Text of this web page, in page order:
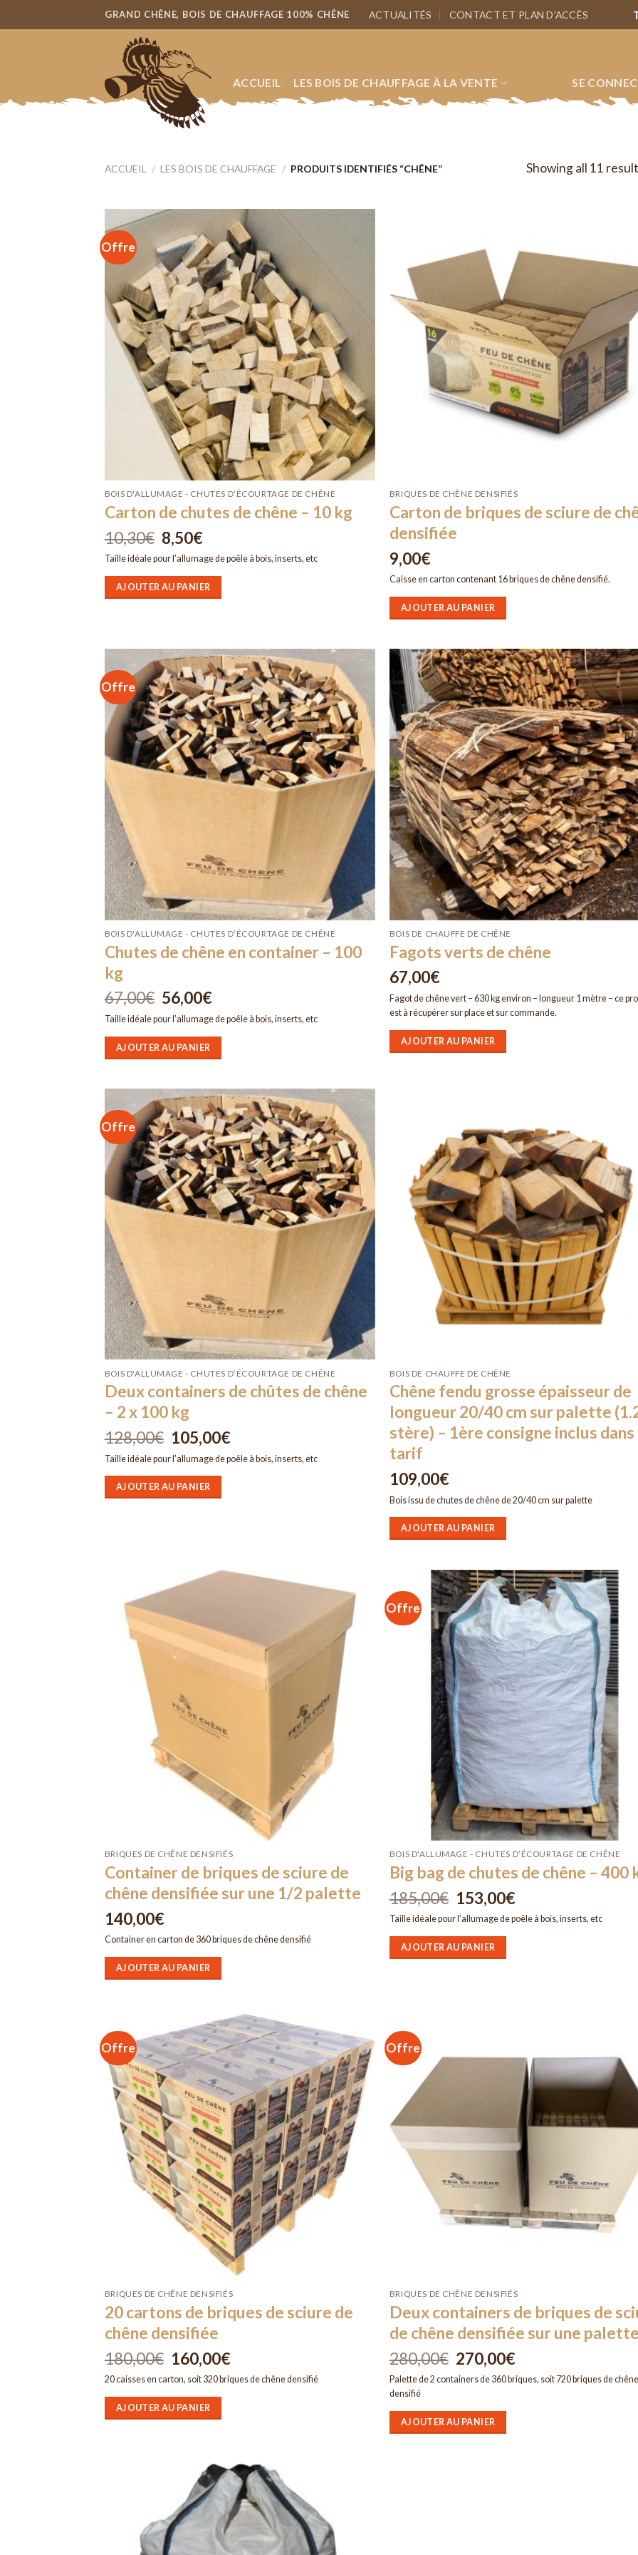
to
GRAND CHÊNE, BOIS DE CHAUFFAGE 100% CHÊNE ACTUALITÉS CONTACT ET PLAN D’ACCÈS
ACCUEIL LES BOIS DE CHAUFFAGE À LA VENTE SE
ACCUEIL / LES BOIS DE CHAUFFAGE / PRODUITS IDENTIFIÉS “CHÊNE” Showing all 11
Offre
BOIS D'ALLUMAGE - CHUTES D’ÉCOURTAGE DE CHÊNE
Carton de chutes de chêne – 10 kg
10,30€
Le
prix
initial
10,30€.
8,50€Le
prix
actuel
est :
8,50€.
Taille idéale pour l’allumage de poêle à bois, inserts, etc
AJOUTER AU PANIER
à la
BRIQUES DE CHÊNE DENSIFIÉS
Carton de briques de sciure de
densifiée
9,00€
Caisse en carton contenant 16 briques de chêne densifié.
AJOUTER AU PANIER
Offre
Ajouter
à la liste
d’envies
BOIS D'ALLUMAGE - CHUTES D’ÉCOURTAGE DE CHÊNE
Chutes de chêne en container – 100
kg
67,00€
Le
prix
initial
67,00€.
56,00€Le
prix
actuel
est :
56,00€.
Taille idéale pour l’allumage de poêle à bois, inserts, etc
AJOUTER AU PANIER
à la
BOIS DE CHAUFFE DE CHÊNE
Fagots verts de chêne
67,00€
Fagot de chêne vert – 630 kg environ – longueur 1 mètre – ce
est à récupérer sur place et sur commande.
AJOUTER AU PANIER
Offre
Ajouter
à la liste
d’envies
BOIS D'ALLUMAGE - CHUTES D’ÉCOURTAGE DE CHÊNE
Deux containers de chûtes de chêne
– 2 x 100 kg
128,00€
Le
prix
initial
était :
128,00€.
105,00€Le
prix
actuel
est :
Taille idéale pour l’allumage de poêle à bois, inserts, etc
AJOUTER AU PANIER
à la
BOIS DE CHAUFFE DE CHÊNE
Chêne fendu grosse épaisseur de
longueur 20/40 cm sur palette
stère) – 1ère consigne inclus
tarif
109,00€
Bois issu de chutes de chêne de 20/40 cm sur palette
AJOUTER AU PANIER
Ajouter
à la liste
d’envies
BRIQUES DE CHÊNE DENSIFIÉS
Container de briques de sciure de
chêne densifiée sur une 1/2 palette
140,00€
Container en carton de 360 briques de chêne densifié
AJOUTER AU PANIER
Offre
à la
BOIS D'ALLUMAGE - CHUTES D’ÉCOURTAGE DE CHÊNE
Big bag de chutes de chêne – 400
185,00€
Le
prix
initial
185,00€.
153,00€Le
prix
actuel
Taille idéale pour l’allumage de poêle à bois, inserts, etc
AJOUTER AU PANIER
Offre
Ajouter
à la liste
d’envies
BRIQUES DE CHÊNE DENSIFIÉS
20 cartons de briques de sciure de
chêne densifiée
180,00€
Le
prix
initial
était :
180,00€.
160,00€Le
prix
actuel
est :
20 caisses en carton, soit 320 briques de chêne densifié
AJOUTER AU PANIER
Offre
à la
BRIQUES DE CHÊNE DENSIFIÉS
Deux containers de briques de
de chêne densifiée sur une
280,00€
Le
prix
initial
270,00€Le
prix
actuel
est :
Palette de 2 containers de 360 briques, soit 720 briques de chêne
densifié
AJOUTER AU PANIER
Ajouter
à la liste